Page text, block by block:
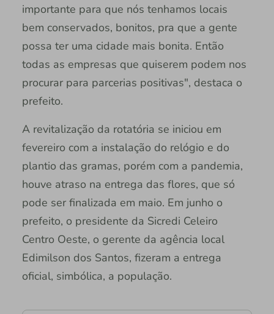
importante para que nós tenhamos locais
bem conservados, bonitos, pra que a gente
possa ter uma cidade mais bonita. Então
todas as empresas que quiserem podem nos
procurar para parcerias positivas", destaca o
prefeito.
A revitalização da rotatória se iniciou em
fevereiro com a instalação do relógio e do
plantio das gramas, porém com a pandemia,
houve atraso na entrega das flores, que só
pode ser finalizada em maio. Em junho o
prefeito, o presidente da Sicredi Celeiro
Centro Oeste, o gerente da agência local
Edimilson dos Santos, fizeram a entrega
oficial, simbólica, a população.